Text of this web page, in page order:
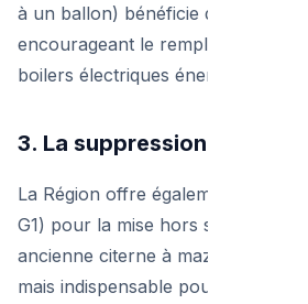
à un ballon) bénéficie de primes
encourageant le remplacement
boilers électriques énergivores.
3. La suppression des
La Région offre également une
G1) pour la mise hors service et
ancienne citerne à mazout, une
mais indispensable pour la